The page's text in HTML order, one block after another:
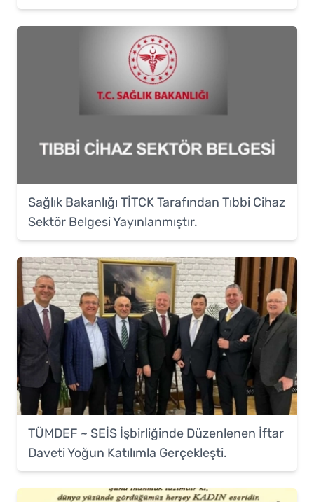
Sağlık Bakanlığı TİTCK Tarafından Tıbbi Cihaz
Sektör Belgesi Yayınlanmıştır.
TÜMDEF ~ SEİS İşbirliğinde Düzenlenen İftar
Daveti Yoğun Katılımla Gerçekleşti.